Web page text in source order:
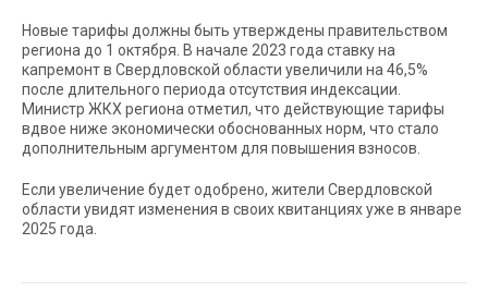
Новые тарифы должны быть утверждены правительством
региона до 1 октября. В начале 2023 года ставку на
капремонт в Свердловской области увеличили на 46,5%
после длительного периода отсутствия индексации.
Министр ЖКХ региона отметил, что действующие тарифы
вдвое ниже экономически обоснованных норм, что стало
дополнительным аргументом для повышения взносов.
Если увеличение будет одобрено, жители Свердловской
области увидят изменения в своих квитанциях уже в январе
2025 года.